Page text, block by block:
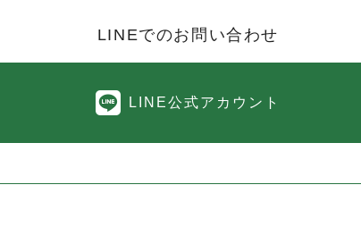
LINEでのお問い合わせ
LINE公式アカウント